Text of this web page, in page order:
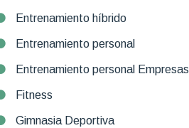
Entrenamiento híbrido
Entrenamiento personal
Entrenamiento personal Empresas
Fitness
Gimnasia Deportiva